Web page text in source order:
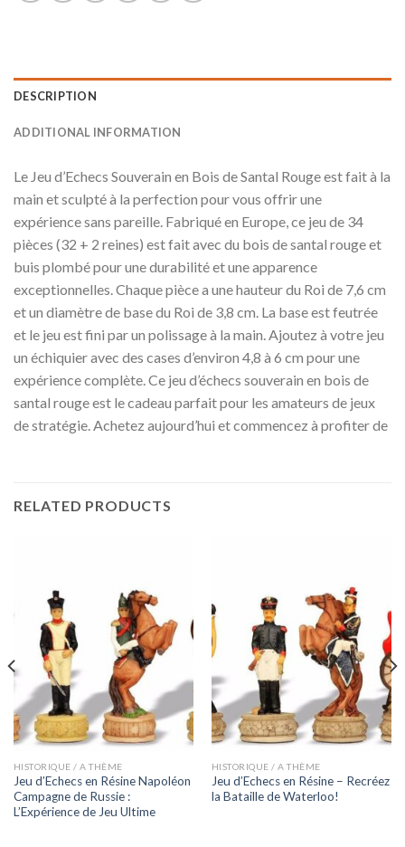
DESCRIPTION
ADDITIONAL INFORMATION
Le Jeu d’Echecs Souverain en Bois de Santal Rouge est fait à la
main et sculpté à la perfection pour vous offrir une
expérience sans pareille. Fabriqué en Europe, ce jeu de 34
pièces (32 + 2 reines) est fait avec du bois de santal rouge et
buis plombé pour une durabilité et une apparence
exceptionnelles. Chaque pièce a une hauteur du Roi de 7,6 cm
et un diamètre de base du Roi de 3,8 cm. La base est feutrée
et le jeu est fini par un polissage à la main. Ajoutez à votre jeu
un échiquier avec des cases d’environ 4,8 à 6 cm pour une
expérience complète. Ce jeu d’échecs souverain en bois de
santal rouge est le cadeau parfait pour les amateurs de jeux
de stratégie. Achetez aujourd’hui et commencez à profiter de
RELATED PRODUCTS
HISTORIQUE / A THÈME
Jeu d’Echecs en Résine Napoléon
Campagne de Russie :
L’Expérience de Jeu Ultime
HISTORIQUE / A THÈME
Jeu d’Echecs en Résine – Recréez
la Bataille de Waterloo!